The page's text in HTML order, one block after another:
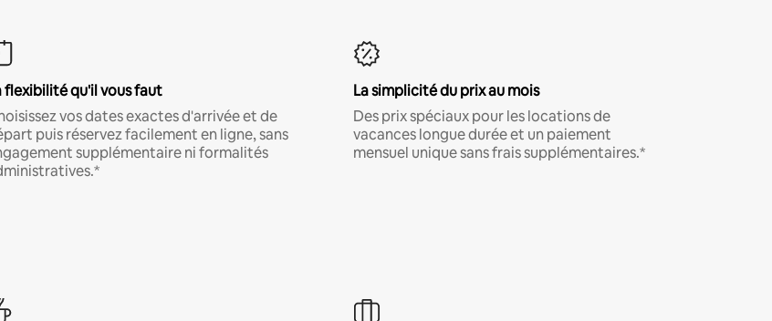
flexibilité qu'il vous faut
vos dates exactes d'arrivée et de
puis réservez facilement en ligne, sans
supplémentaire ni formalités
La simplicité du prix au mois
Des prix spéciaux pour les locations de
vacances longue durée et un paiement
mensuel unique sans frais supplémentaires.*